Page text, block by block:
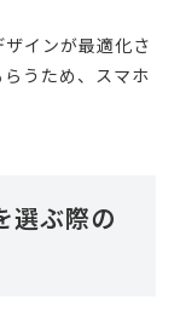
インが最適化さ
うため、スマホ
選ぶ際の